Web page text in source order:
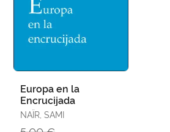
Europa en la
Encrucijada
NAÏR, SAMI